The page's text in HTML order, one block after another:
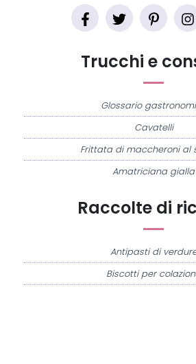
Raccolte di
Antipasti di
Biscotti per
Trucchi e
Glossario
Cavatelli
Frittata di maccheroni al
Amatriciana gialla